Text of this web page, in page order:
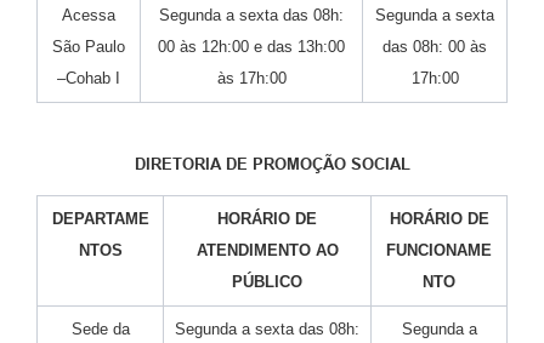
Acessa
São Paulo
–Cohab I
Segunda a sexta das 08h:
00 às 12h:00 e das 13h:00
às 17h:00
Segunda a sexta
das 08h: 00 às
17h:00
DIRETORIA DE PROMOÇÃO SOCIAL
DEPARTAME
NTOS
HORÁRIO DE
ATENDIMENTO AO
PÚBLICO
HORÁRIO DE
FUNCIONAME
NTO
Sede da
Segunda a sexta das 08h:
Segunda a